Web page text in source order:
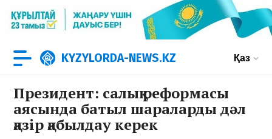
KYZYLORDA-NEWS.KZ Қаз
Президент: салық реформасы
аясында батыл шараларды дәл
қазір қабылдау керек